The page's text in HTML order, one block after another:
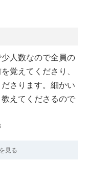
人数なので全員の
覚えてくださり、
さります。細かい
えてくださるので
見る